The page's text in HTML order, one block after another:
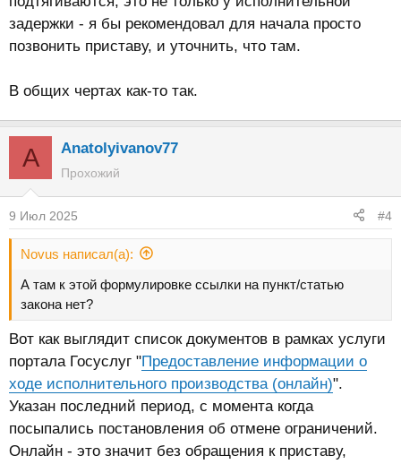
задержки - я бы рекомендовал для начала просто
позвонить приставу, и уточнить, что там.
В общих чертах как-то так.
A Anatolyivanov77
Прохожий
9 Июл 2025 #4
Novus написал(а):
А там к этой формулировке ссылки на пункт/статью
закона нет?
Вот как выглядит список документов в рамках услуги
портала Госуслуг "Предоставление информации о
ходе исполнительного производства (онлайн)".
Указан последний период, с момента когда
посыпались постановления об отмене ограничений.
Онлайн - это значит без обращения к приставу,